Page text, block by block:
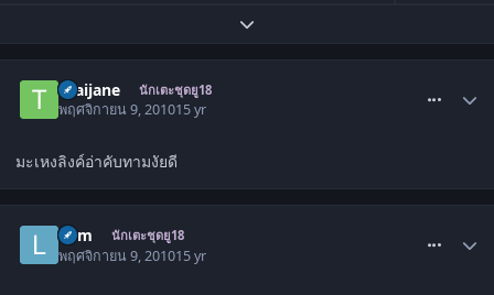
ขยายภาพรวมหัวข้อ
thaijane นักเตะชุดยู18
พฤศจิกายน 9, 201015 yr
มะเหงลิงค์อ่าคับทามงัยดี
lhim นักเตะชุดยู18
พฤศจิกายน 9, 201015 yr